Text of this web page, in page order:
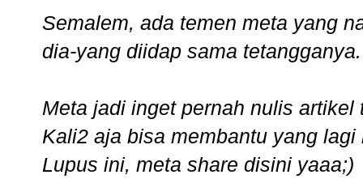
Semalem, ada temen meta yang
dia-yang diidap sama tetangganya.
Meta jadi inget pernah nulis
Kali2 aja bisa membantu yang
Lupus ini, meta share disini yaaa;)